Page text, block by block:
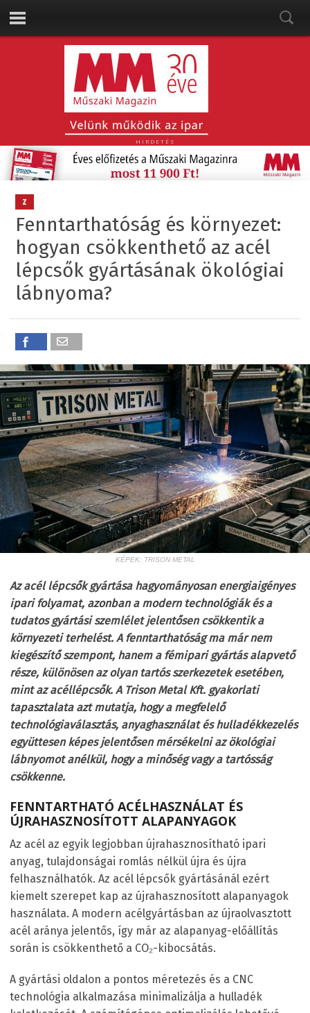
HIRDETÉS
Z
Fenntarthatóság és környezet:
hogyan csökkenthető az acél
lépcsők gyártásának ökológiai
lábnyoma?
KÉPEK: TRISON METAL
Az acél lépcsők gyártása hagyományosan energiaigényes
ipari folyamat, azonban a modern technológiák és a
tudatos gyártási szemlélet jelentősen csökkentik a
környezeti terhelést. A fenntarthatóság ma már nem
kiegészítő szempont, hanem a fémipari gyártás alapvető
része, különösen az olyan tartós szerkezetek esetében,
mint az acéllépcsők. A Trison Metal Kft. gyakorlati
tapasztalata azt mutatja, hogy a megfelelő
technológiaválasztás, anyaghasználat és hulladékkezelés
együttesen képes jelentősen mérsékelni az ökológiai
lábnyomot anélkül, hogy a minőség vagy a tartósság
csökkenne.
FENNTARTHATÓ ACÉLHASZNÁLAT ÉS
ÚJRAHASZNOSÍTOTT ALAPANYAGOK
Az acél az egyik legjobban újrahasznosítható ipari
anyag, tulajdonságai romlás nélkül újra és újra
felhasználhatók. Az acél lépcsők gyártásánál ezért
kiemelt szerepet kap az újrahasznosított alapanyagok
használata. A modern acélgyártásban az újraolvasztott
acél aránya jelentős, így már az alapanyag-előállítás
során is csökkenthető a CO₂-kibocsátás.
A gyártási oldalon a pontos méretezés és a CNC
technológia alkalmazása minimalizálja a hulladék